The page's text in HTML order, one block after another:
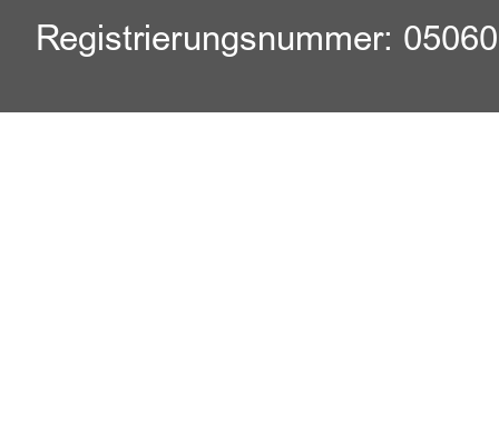
Registrierungsnummer: